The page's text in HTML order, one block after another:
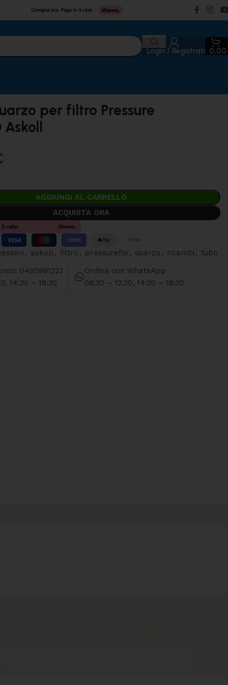
Login / Registrati 0,00
per filtro Pressure
Askoll
AGGIUNGI AL CARRELLO
ACQUISTA ORA
, askoll, filtro , pressureflo , quarzo , ricambi , tubo
0495991222
14:30 – 18:30
Ordina con WhatsApp
08:30 – 12:30, 14:30 – 18:30